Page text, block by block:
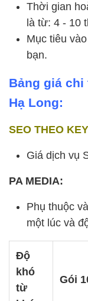
Thời gian
là từ: 4 - 10
Mục tiêu
bạn.
Bảng giá chi
Hạ Long:
SEO THEO
Giá dịch vụ
PA MEDIA:
Phụ thuộc
một lúc và
Độ
khó
từ
Gói